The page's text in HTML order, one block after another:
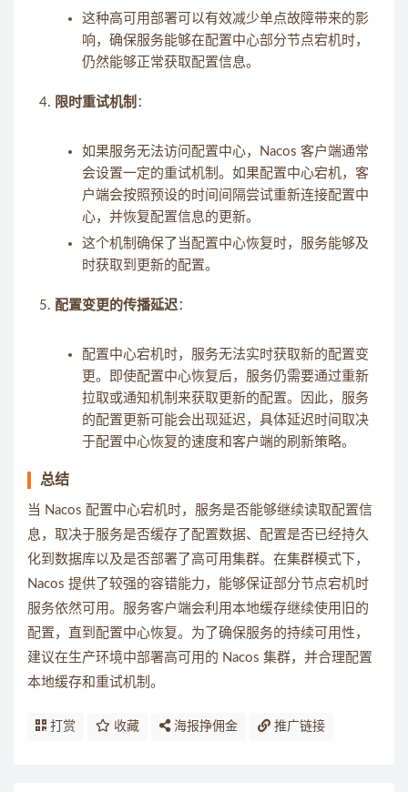
这种高可用部署可以有效减少单点故障带来的影
响，确保服务能够在配置中心部分节点宕机时，
仍然能够正常获取配置信息。
限时重试机制 ：
如果服务无法访问配置中心，Nacos 客户端通常
会设置一定的重试机制。如果配置中心宕机，客
户端会按照预设的时间间隔尝试重新连接配置中
心，并恢复配置信息的更新。
这个机制确保了当配置中心恢复时，服务能够及
时获取到更新的配置。
配置变更的传播延迟：
配置中心宕机时，服务无法实时获取新的配置变
更。即使配置中心恢复后，服务仍需要通过重新
拉取或通知机制来获取更新的配置。因此，服务
的配置更新可能会出现延迟，具体延迟时间取决
于配置中心恢复的速度和客户端的刷新策略。
总结
当 Nacos 配置中心宕机时，服务是否能够继续读取配置信
息，取决于服务是否缓存了配置数据、配置是否已经持久
化到数据库以及是否部署了高可用集群。在集群模式下，
Nacos 提供了较强的容错能力，能够保证部分节点宕机时
服务依然可用。服务客户端会利用本地缓存继续使用旧的
配置，直到配置中心恢复。为了确保服务的持续可用性，
建议在生产环境中部署高可用的 Nacos 集群，并合理配置
本地缓存和重试机制。
打赏 收藏 海报挣佣金 推广链接